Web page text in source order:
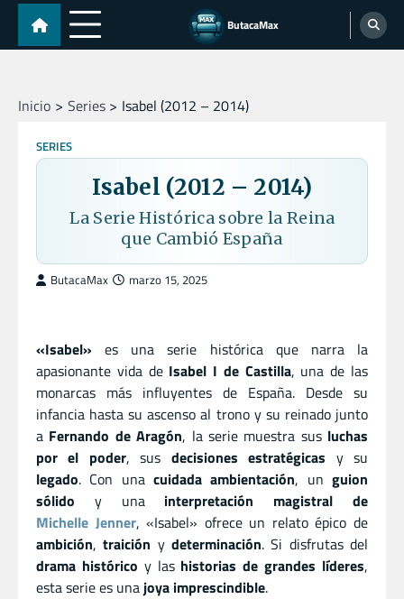
Skip
content
ButacaMax
Inicio Series Isabel (2012 – 2014)
SERIES
Isabel (2012 – 2014)
La Serie Histórica sobre la Reina
que Cambió España
ButacaMax marzo 15, 2025
«Isabel» es una serie histórica que narra la
apasionante vida de Isabel I de Castilla, una de las
monarcas más influyentes de España. Desde su
infancia hasta su ascenso al trono y su reinado junto
a Fernando de Aragón, la serie muestra sus luchas
por el poder, sus decisiones estratégicas y su
legado. Con una cuidada ambientación, unguion
sólido y una interpretación magistral de
Michelle Jenner, «Isabel» ofrece un relato épico de
ambición,traición ydeterminación. Si disfrutas del
drama histórico y las historias de grandes líderes,
esta serie es una joya imprescindible.